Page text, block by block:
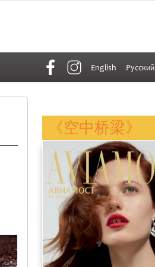
English Русский
《空中桥梁》